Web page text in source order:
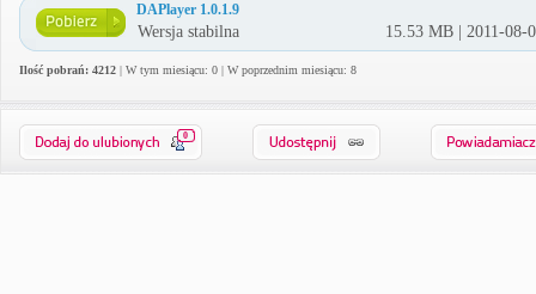
DAPlayer 1.0.1.9
Wersja stabilna 15.53 MB | 2011-08-
Ilość pobrań: 4212 | W tym miesiącu: 0 | W poprzednim miesiącu: 8
0